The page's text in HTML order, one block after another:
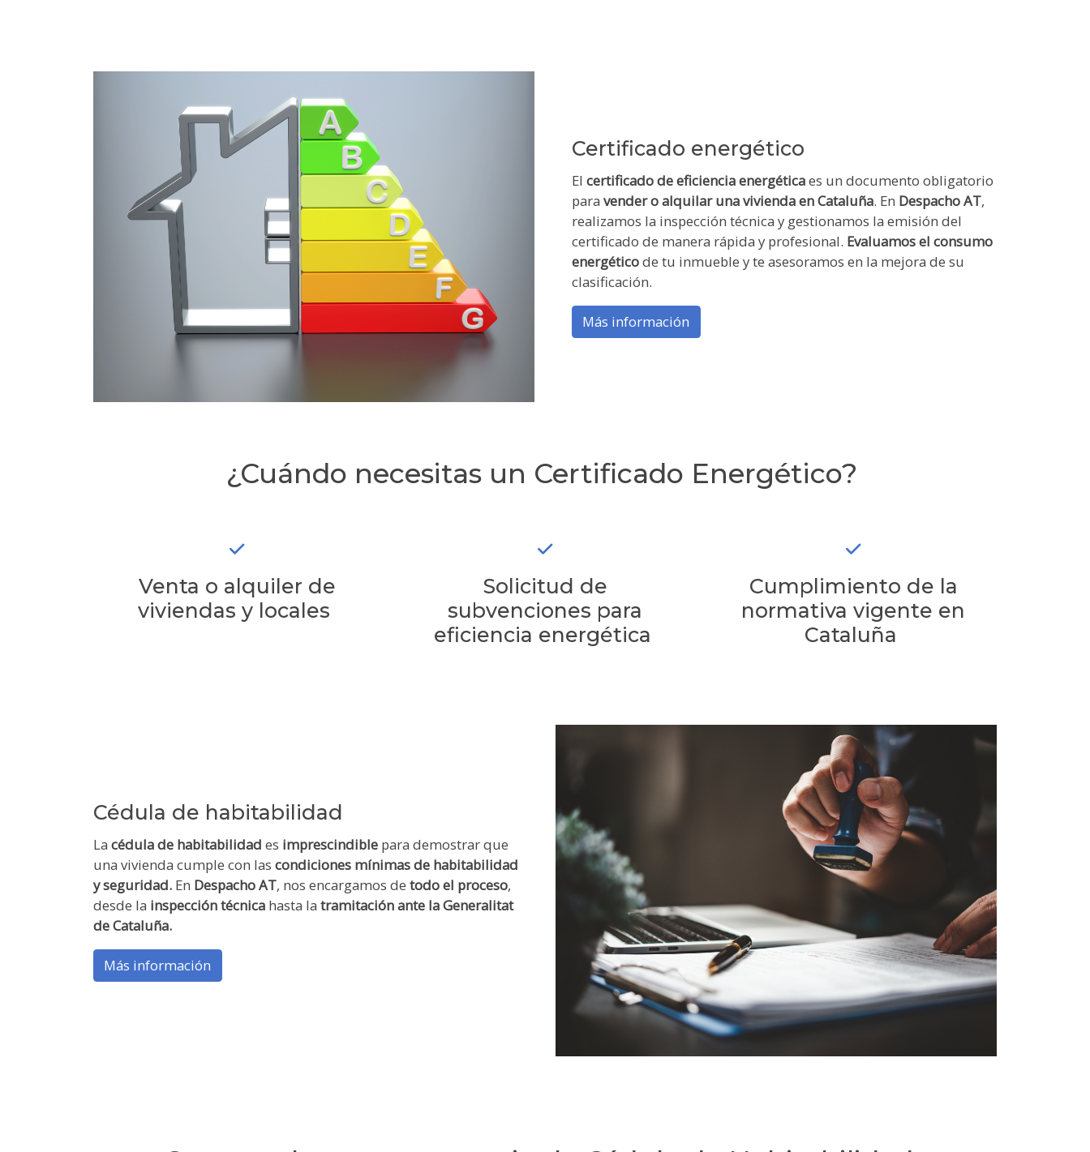
Certificado energético
El certificado de eficiencia energéticaes un documento obligatorio
para vender o alquilar una vivienda en Cataluña. En Despacho AT,
realizamos la inspección técnica y gestionamos la emisión del
certificado de manera rápida y profesional. Evaluamos el consumo
energéticode tu inmueble y te asesoramos en la mejora de su
clasificación.
Más información
¿Cuándo necesitas un Certificado Energético?
Venta o alquiler de
viviendas y locales
Solicitud de
subvenciones para
eficiencia energética
Cumplimiento de la
normativa vigente en
Cataluña
Cédula de habitabilidad
La cédula de habitabilidad es imprescindiblepara demostrar que
una vivienda cumple con las condiciones mínimas de habitabilidad
y seguridad.En Despacho AT, nos encargamos de todo el proceso,
desde la inspección técnica hasta la tramitación ante la Generalitat
de Cataluña.
Más información